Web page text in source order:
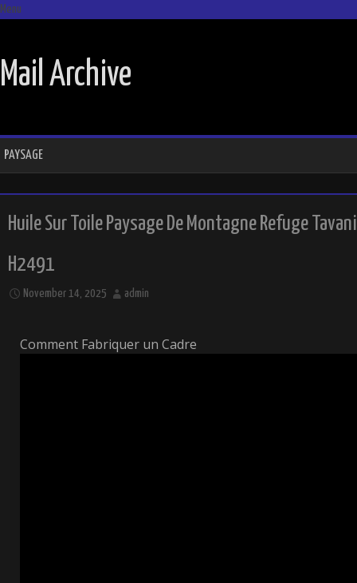
Menu
Mail Archive
PAYSAGE
Huile Sur Toile Paysage De Montagne Refuge
H2491
November 14, 2025 admin
Comment Fabriquer un Cadre